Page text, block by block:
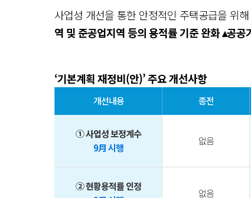
사업성 개선을 통한 안정적인 주택공급을 위해
역 및 준공업지역 등의 용적률 기준 완화 ▴공공
‘기본계획 재정비(안)’ 주요 개선사항
개선내용 종전
① 사업성 보정계수
9月 시행
없음
② 현황용적률 인정
없음